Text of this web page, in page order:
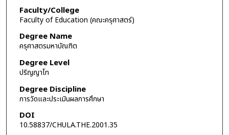
Faculty/College
Faculty of Education (คณะครุศาสตร์)
Degree Name
ครุศาสตรมหาบัณฑิต
Degree Level
ปริญญาโท
Degree Discipline
การวัดและประเมินผลการศึกษา
DOI
10.58837/CHULA.THE.2001.35